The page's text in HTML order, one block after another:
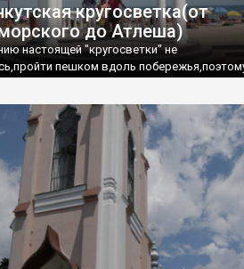
кругосветка(от
до Атлеша)
настоящей "кругосветки" не
пешком вдоль